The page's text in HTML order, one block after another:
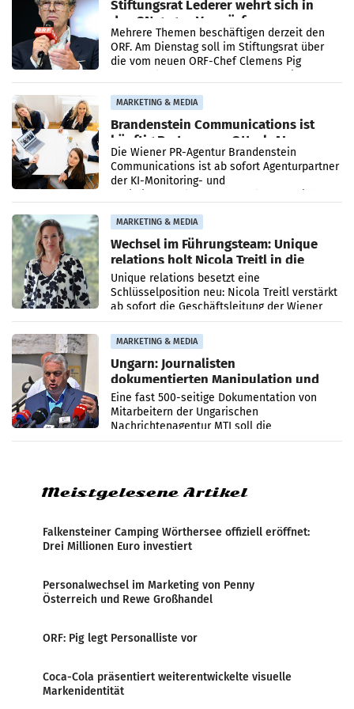
Stiftungsrat Lederer wehrt sich in
den SN gegen Vorwürfe
Mehrere Themen beschäftigen derzeit den
ORF. Am Dienstag soll im Stiftungsrat über
die vom neuen ORF-Chef Clemens Pig
MARKETING & MEDIA
Brandenstein Communications ist
künftig Partner von OtterlyAI
Die Wiener PR-Agentur Brandenstein
Communications ist ab sofort Agenturpartner
der KI-Monitoring- und
MARKETING & MEDIA
Wechsel im Führungsteam: Unique
relations holt Nicola Treitl in die
Geschäftsleitung
Unique relations besetzt eine
Schlüsselposition neu: Nicola Treitl verstärkt
ab sofort die Geschäftsleitung der Wiener
PR-Agentur an der Seite von Josef Kalina und
Anna Kalina-Mahr.
MARKETING & MEDIA
Ungarn: Journalisten
dokumentierten Manipulation und
Zensur
Eine fast 500-seitige Dokumentation von
Mitarbeitern der Ungarischen
Nachrichtenagentur MTI soll die
systematische Nachrichten-Manipulation und
Meistgelesene Artikel
Falkensteiner Camping Wörthersee offiziell eröffnet:
Drei Millionen Euro investiert
Personalwechsel im Marketing von Penny
Österreich und Rewe Großhandel
ORF: Pig legt Personalliste vor
Coca-Cola präsentiert weiterentwickelte visuelle
Markenidentität